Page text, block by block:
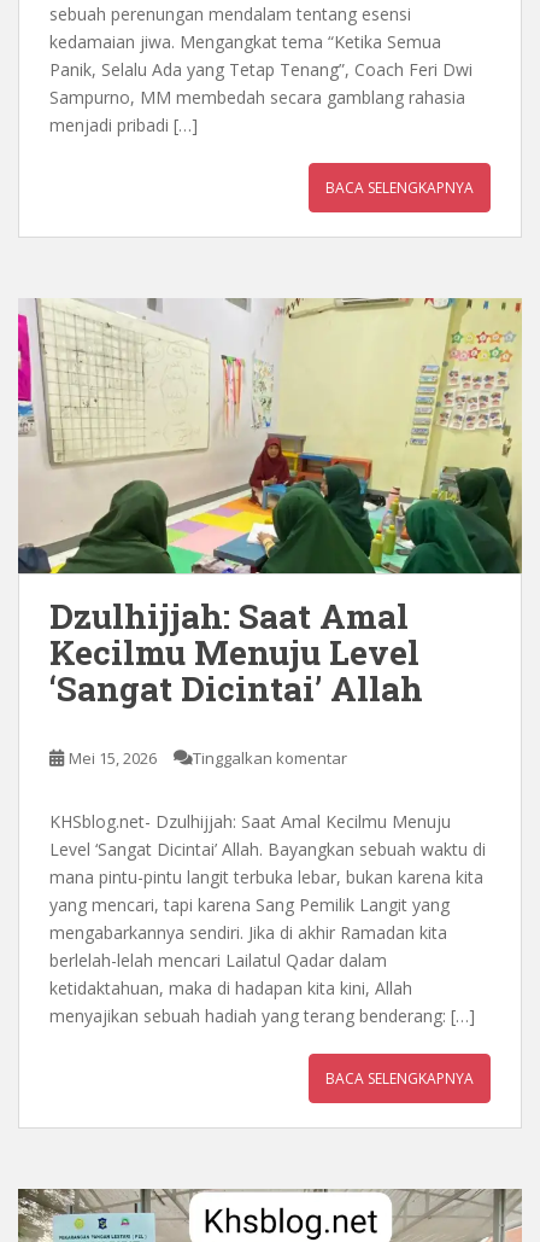
sebuah perenungan mendalam tentang esensi
kedamaian jiwa. Mengangkat tema “Ketika Semua
Panik, Selalu Ada yang Tetap Tenang”, Coach Feri Dwi
Sampurno, MM membedah secara gamblang rahasia
menjadi pribadi […]
BACA SELENGKAPNYA
Dzulhijjah: Saat Amal
Kecilmu Menuju Level
‘Sangat Dicintai’ Allah
Mei 15, 2026 Tinggalkan komentar
KHSblog.net- Dzulhijjah: Saat Amal Kecilmu Menuju
Level ‘Sangat Dicintai’ Allah. Bayangkan sebuah waktu di
mana pintu-pintu langit terbuka lebar, bukan karena kita
yang mencari, tapi karena Sang Pemilik Langit yang
mengabarkannya sendiri. Jika di akhir Ramadan kita
berlelah-lelah mencari Lailatul Qadar dalam
ketidaktahuan, maka di hadapan kita kini, Allah
menyajikan sebuah hadiah yang terang benderang: […]
BACA SELENGKAPNYA